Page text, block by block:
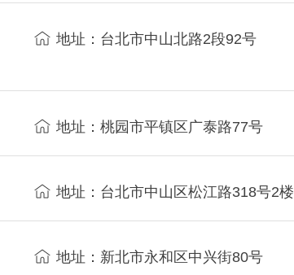
地址：台北市中山北路2段92号
地址：桃园市平镇区广泰路77号
地址：台北市中山区松江路318号2楼
地址：新北市永和区中兴街80号